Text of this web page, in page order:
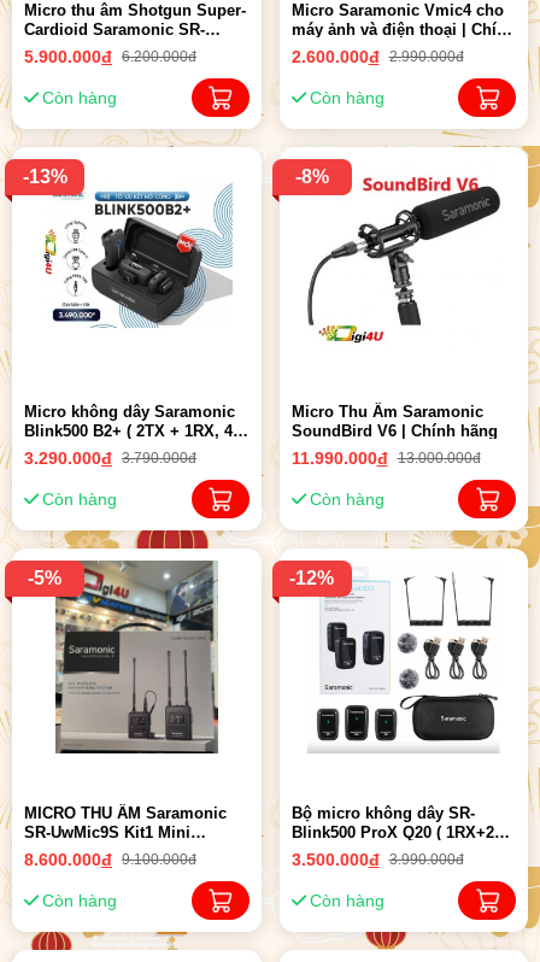
Micro thu âm Shotgun Super-
Cardioid Saramonic SR-
Vmic5 Pro cho máy ảnh/máy
quay | Chính hãng
5.900.000đ 6.200.000đ
Còn hàng
Micro Saramonic Vmic4 cho
máy ảnh và điện thoại | Chính
hãng
2.600.000đ 2.990.000đ
Còn hàng
-13%
Micro không dây Saramonic
Blink500 B2+ ( 2TX + 1RX, 4
cổng kết nối tích hợp kèm
nam châm hít ) | Chính Hãng
3.290.000đ 3.790.000đ
Còn hàng
-8%
Micro Thu Âm Saramonic
SoundBird V6 | Chính hãng
11.990.000đ 13.000.000đ
Còn hàng
-5%
MICRO THU ÂM Saramonic
SR-UwMic9S Kit1 Mini
(1TX+1RX) / Kit2 mini
(2TX+1RX) Chính hãng
8.600.000đ 9.100.000đ
Còn hàng
-12%
Bộ micro không dây SR-
Blink500 ProX Q20 ( 1RX+2TX
) | Chính Hãng
3.500.000đ 3.990.000đ
Còn hàng